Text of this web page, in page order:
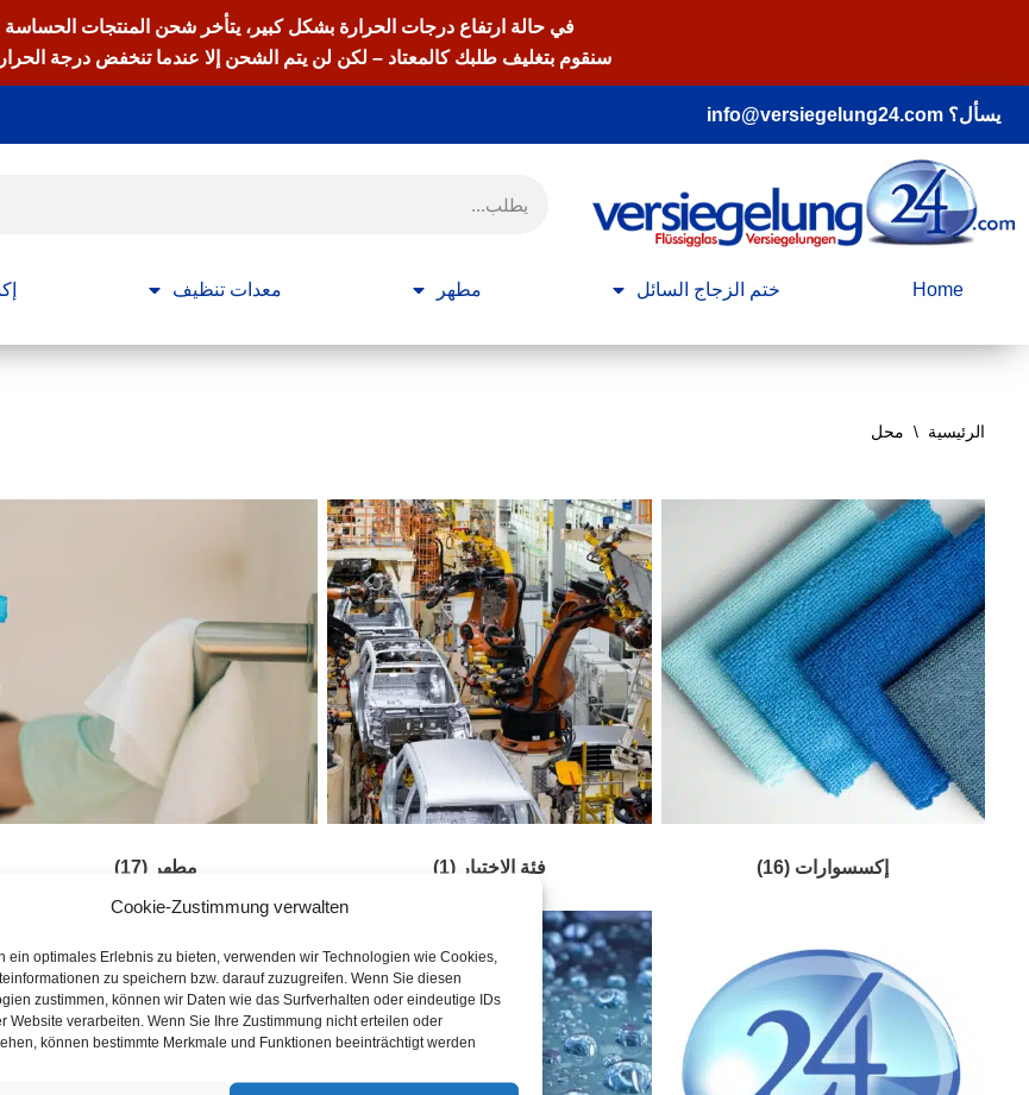
Cookie-Zustimmung verwalten
ein optimales Erlebnis zu bieten, verwenden wir Technologien wie Cookies,
zu speichern bzw. darauf zuzugreifen. Wenn Sie diesen
zustimmen, können wir Daten wie das Surfverhalten oder eindeutige IDs
Website verarbeiten. Wenn Sie Ihre Zustimmung nicht erteilen oder
können bestimmte Merkmale und Funktionen beeinträchtigt werden.
في حالة ارتفاع درجات الحرارة بشكل كبير، يتأخر شحن المنتجات الحساسة
سنقوم بتغليف طلبك كالمعتاد – لكن لن يتم الشحن إلا عندما تنخفض درجة
يسأل؟ info@versiegelung24.com
Home ختم الزجاج السائل مطهر معدات تنظيف
الرئيسية \ محل
إكسسوارات (16) فئة الاختبار(1) مطهر(17)